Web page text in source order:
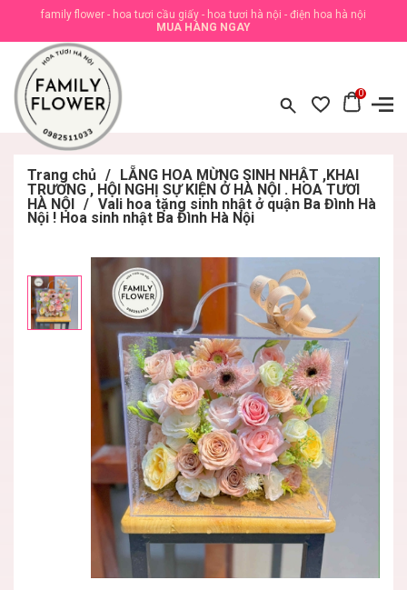
family flower - hoa tươi cầu giấy - hoa tươi hà nội - điện hoa hà nội
MUA HÀNG NGAY
0
Trang chủ / LẴNG HOA MỪNG SINH NHẬT ,KHAI
TRƯƠNG , HỘI NGHỊ SỰ KIỆN Ở HÀ NỘI . HOA TƯƠI
HÀ NỘI / Vali hoa tặng sinh nhật ở quận Ba Đình Hà
Nội ! Hoa sinh nhật Ba Đình Hà Nội